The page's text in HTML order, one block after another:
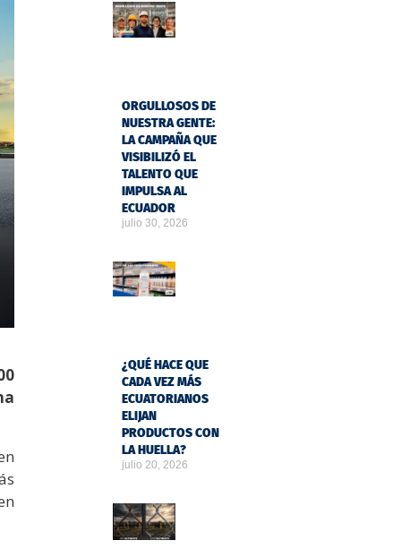
ORGULLOSOS DE
NUESTRA GENTE:
LA CAMPAÑA QUE
VISIBILIZÓ EL
TALENTO QUE
IMPULSA AL
ECUADOR
julio 30, 2026
¿QUÉ HACE QUE
CADA VEZ MÁS
ECUATORIANOS
ELIJAN
PRODUCTOS CON
LA HUELLA?
julio 20, 2026